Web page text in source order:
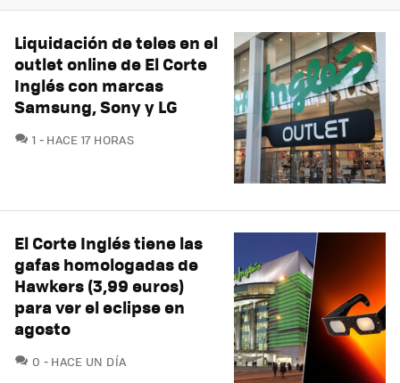
Liquidación de teles en el
outlet online de El Corte
Inglés con marcas
Samsung, Sony y LG
1 COMENTARIOS
HACE 17 HORAS
El Corte Inglés tiene las
gafas homologadas de
Hawkers (3,99 euros)
para ver el eclipse en
agosto
0 COMENTARIOS
HACE UN DÍA